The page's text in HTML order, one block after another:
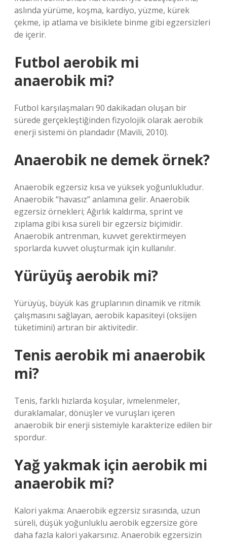
aslında yürüme, koşma, kardiyo, yüzme, kürek
çekme, ip atlama ve bisiklete binme gibi egzersizleri
de içerir.
Futbol aerobik mi
anaerobik mi?
Futbol karşılaşmaları 90 dakikadan oluşan bir
sürede gerçekleştiğinden fizyolojik olarak aerobik
enerji sistemi ön plandadır (Mavili, 2010).
Anaerobik ne demek örnek?
Anaerobik egzersiz kısa ve yüksek yoğunlukludur.
Anaerobik “havasız” anlamına gelir. Anaerobik
egzersiz örnekleri; Ağırlık kaldırma, sprint ve
zıplama gibi kısa süreli bir egzersiz biçimidir.
Anaerobik antrenman, kuvvet gerektirmeyen
sporlarda kuvvet oluşturmak için kullanılır.
Yürüyüş aerobik mi?
Yürüyüş, büyük kas gruplarının dinamik ve ritmik
çalışmasını sağlayan, aerobik kapasiteyi (oksijen
tüketimini) artıran bir aktivitedir.
Tenis aerobik mi anaerobik
mi?
Tenis, farklı hızlarda koşular, ivmelenmeler,
duraklamalar, dönüşler ve vuruşları içeren
anaerobik bir enerji sistemiyle karakterize edilen bir
spordur.
Yağ yakmak için aerobik mi
anaerobik mi?
Kalori yakma: Anaerobik egzersiz sırasında, uzun
süreli, düşük yoğunluklu aerobik egzersize göre
daha fazla kalori yakarsınız. Anaerobik egzersizin